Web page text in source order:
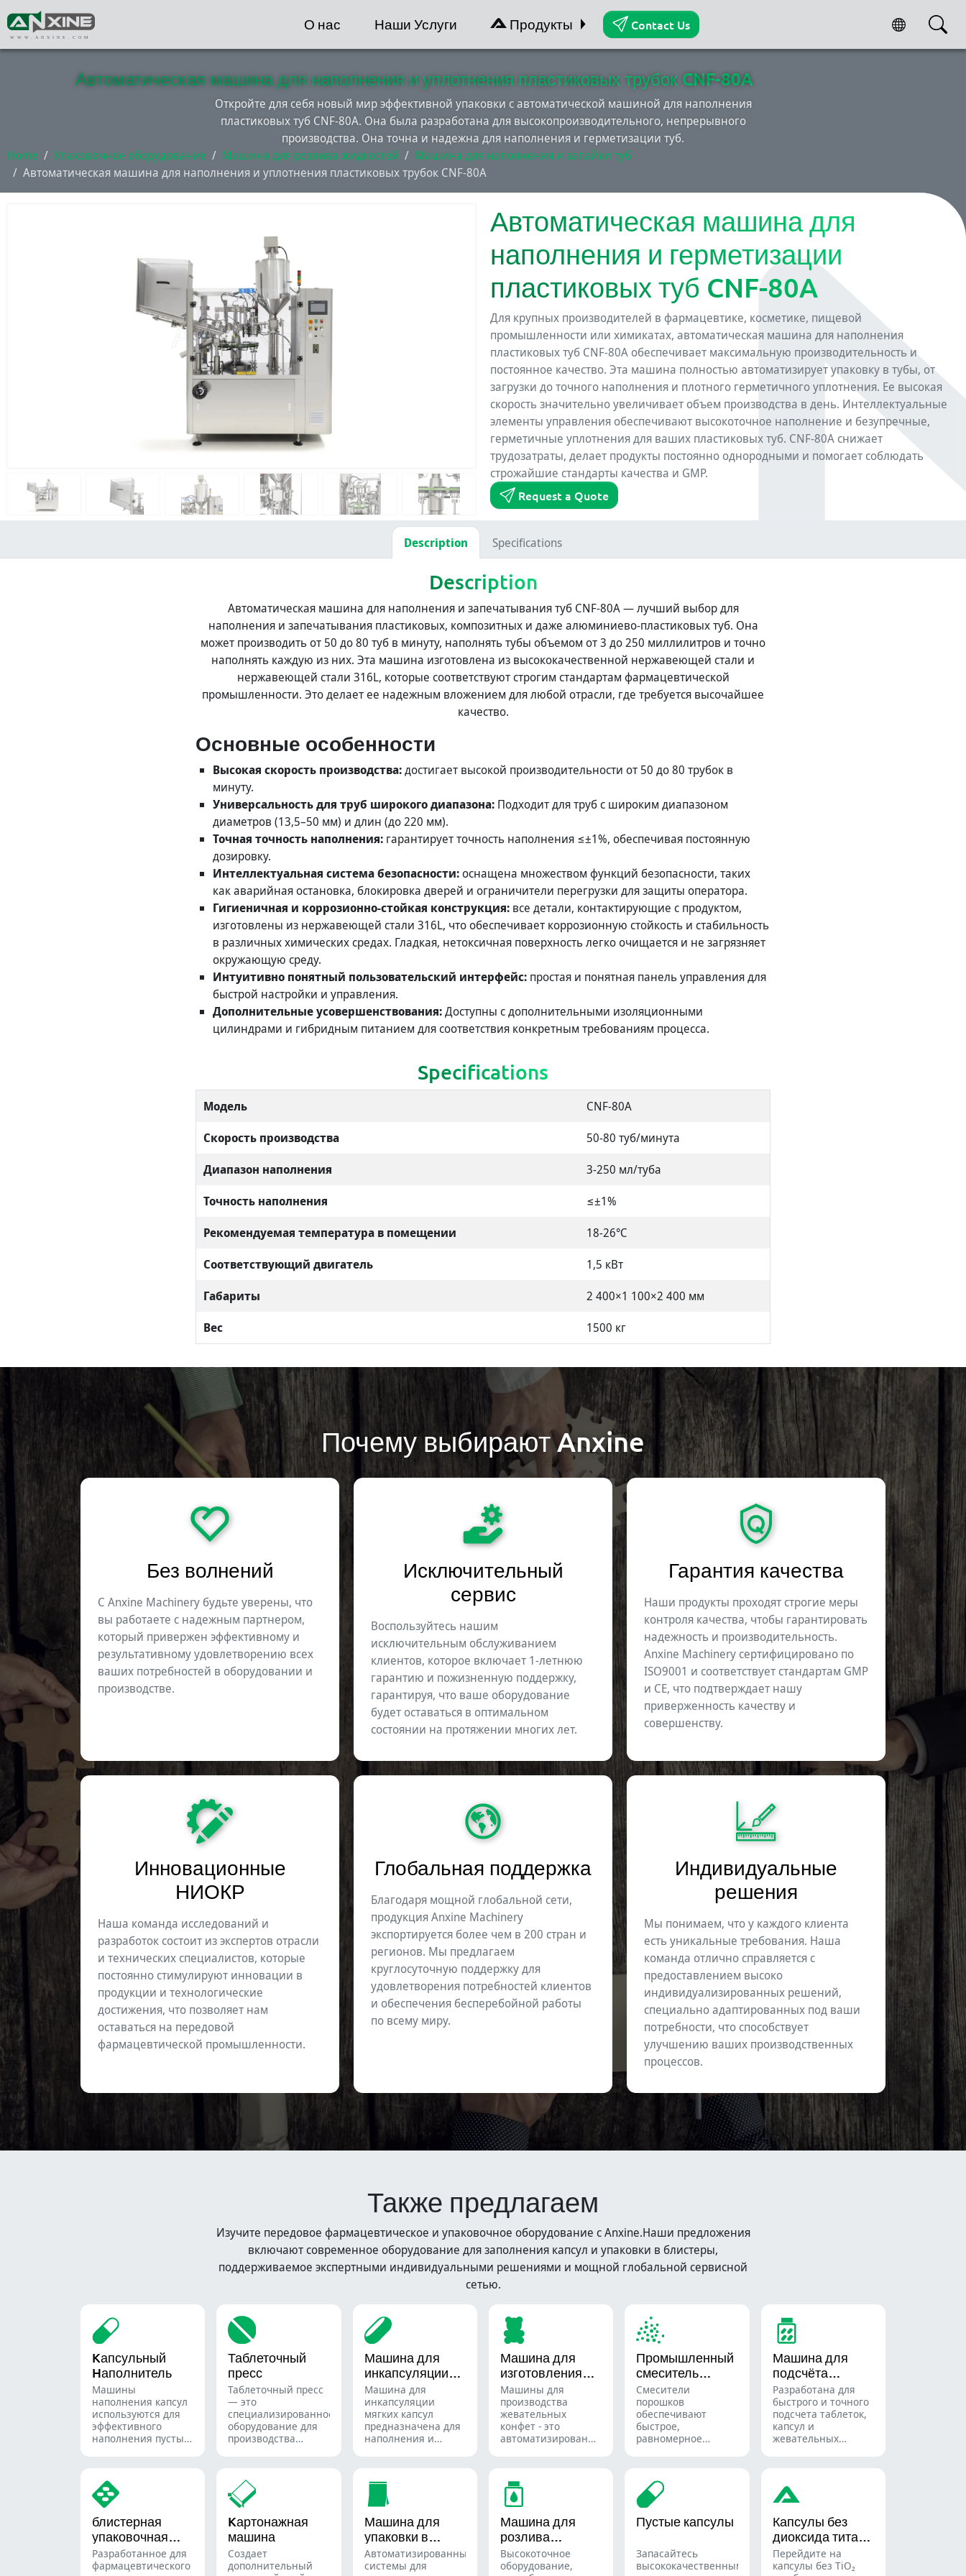
WWW.ANXINE.COM
О нас Наши Услуги Продукты Contact Us
Автоматическая машина для наполнения и уплотнения пластиковых трубок CNF-80A
Откройте для себя новый мир эффективной упаковки с автоматической машиной для наполнения
пластиковых туб CNF-80A. Она была разработана для высокопроизводительного, непрерывного
производства. Она точна и надежна для наполнения и герметизации туб.
Home
Упаковочное оборудование Машина для розлива жидкостей
Машина для наполнения и запайки туб
Автоматическая машина для наполнения и уплотнения пластиковых трубок CNF-80A
Автоматическая машина для
наполнения и герметизации
пластиковых туб CNF-80A
Для крупных производителей в фармацевтике, косметике, пищевой
промышленности или химикатах, автоматическая машина для наполнения
пластиковых туб CNF-80A обеспечивает максимальную производительность и
постоянное качество. Эта машина полностью автоматизирует упаковку в тубы, от
загрузки до точного наполнения и плотного герметичного уплотнения. Ее высокая
скорость значительно увеличивает объем производства в день. Интеллектуальные
элементы управления обеспечивают высокоточное наполнение и безупречные,
герметичные уплотнения для ваших пластиковых туб. CNF-80A снижает
трудозатраты, делает продукты постоянно однородными и помогает соблюдать
строжайшие стандарты качества и GMP.
Request a Quote
Description Specifications
Description
Автоматическая машина для наполнения и запечатывания туб CNF-80A — лучший выбор для
наполнения и запечатывания пластиковых, композитных и даже алюминиево-пластиковых туб. Она
может производить от 50 до 80 туб в минуту, наполнять тубы объемом от 3 до 250 миллилитров и точно
наполнять каждую из них. Эта машина изготовлена из высококачественной нержавеющей стали и
нержавеющей стали 316L, которые соответствуют строгим стандартам фармацевтической
промышленности. Это делает ее надежным вложением для любой отрасли, где требуется высочайшее
качество.
Основные особенности
Высокая скорость производства:достигает высокой производительности от 50 до 80 трубок в
минуту.
Универсальность для труб широкого диапазона: Подходит для труб с широким диапазоном
диаметров (13,5–50 мм) и длин (до 220 мм).
Точная точность наполнения: гарантирует точность наполнения ≤±1%, обеспечивая постоянную
дозировку.
Интеллектуальная система безопасности:оснащена множеством функций безопасности, таких
как аварийная остановка, блокировка дверей и ограничители перегрузки для защиты оператора.
Гигиеничная и коррозионно-стойкая конструкция: все детали, контактирующие с продуктом,
изготовлены из нержавеющей стали 316L, что обеспечивает коррозионную стойкость и стабильность
в различных химических средах. Гладкая, нетоксичная поверхность легко очищается и не загрязняет
окружающую среду.
Интуитивно понятный пользовательский интерфейс: простая и понятная панель управления для
быстрой настройки и управления.
Дополнительные усовершенствования:Доступны с дополнительными изоляционными
цилиндрами и гибридным питанием для соответствия конкретным требованиям процесса.
Specifications
Модель
CNF-80A
Скорость производства
50-80 туб/минута
Диапазон наполнения
3-250 мл/туба
Точность наполнения
≤±1%
Рекомендуемая температура в помещении
18-26℃
Соответствующий двигатель
1,5 кВт
Габариты
2 400×1 100×2 400 мм
Вес
1500 кг
Почему выбирают Anxine
Без волнений
С Anxine Machinery будьте уверены, что
вы работаете с надежным партнером,
который привержен эффективному и
результативному удовлетворению всех
ваших потребностей в оборудовании и
производстве.
Исключительный
сервис
Воспользуйтесь нашим
исключительным обслуживанием
клиентов, которое включает 1-летнюю
гарантию и пожизненную поддержку,
гарантируя, что ваше оборудование
будет оставаться в оптимальном
состоянии на протяжении многих лет.
Гарантия качества
Наши продукты проходят строгие меры
контроля качества, чтобы гарантировать
надежность и производительность.
Anxine Machinery сертифицировано по
ISO9001 и соответствует стандартам GMP
и CE, что подтверждает нашу
приверженность качеству и
совершенству.
Инновационные
НИОКР
Наша команда исследований и
разработок состоит из экспертов отрасли
и технических специалистов, которые
постоянно стимулируют инновации в
продукции и технологические
достижения, что позволяет нам
оставаться на передовой
фармацевтической промышленности.
Глобальная поддержка
Благодаря мощной глобальной сети,
продукция Anxine Machinery
экспортируется более чем в 200 стран и
регионов. Мы предлагаем
круглосуточную поддержку для
удовлетворения потребностей клиентов
и обеспечения бесперебойной работы
по всему миру.
Индивидуальные
решения
Мы понимаем, что у каждого клиента
есть уникальные требования. Наша
команда отлично справляется с
предоставлением высоко
индивидуализированных решений,
специально адаптированных под ваши
потребности, что способствует
улучшению ваших производственных
процессов.
Также предлагаем
Изучите передовое фармацевтическое и упаковочное оборудование с Anxine.Наши предложения
включают современное оборудование для заполнения капсул и упаковки в блистеры,
поддерживаемое экспертными индивидуальными решениями и мощной глобальной сервисной
сетью.
Kапсульный
Hаполнитель
Машины
наполнения капсул
используются для
эффективного
наполнения пустых
пеллет или
жидкости в
фармацевтическом
и добавочном
производстве.
Таблеточный
пресс
Таблеточный пресс
— это
специализированное
оборудование для
производства
Машина для
инкапсуляции
мягких капсул
Машина для
инкапсуляции
мягких капсул
предназначена для
наполнения и
полужидких
материалов в
мягкие
желатиновые
капсулы.
Машина для
изготовления
жевательных
конфет
Машины для
производства
жевательных
конфет - это
автоматизированные
жевательных
конфет и
биодобавок для
кондитерской и
фармацевтической
промышленности.
Промышленный
смеситель
порошков
Смесители
порошков
обеспечивают
быстрое,
равномерное
и широко
используются в
фармацевтической,
пищевой и
промышленности.
Машина для
подсчёта
таблеток
Разработана для
быстрого и точного
подсчета таблеток,
капсул и
жевательных
фармацевтической
продукции с
разнообразных
решений для
подсчета твердых
лекарственных
форм.
блистерная
упаковочная
машина
Разработанное для
фармацевтического
Kартонажная
машина
Создает
дополнительный
Машина для
упаковки в
пакеты
Автоматизированные
системы для
Машина для
розлива
жидкостей
Высокоточное
оборудование,
Пустые капсулы
Запасайтесь
высококачественными
Капсулы без
диоксида титана
(TiO₂)
Перейдите на
капсулы без TiO₂